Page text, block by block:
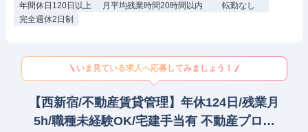
年間休日120日以上 月平均残業時間20時間以内
転勤なし
完全週休2日制
いま見ている求人へ応募してみましょう！
【西新宿/不動産賃貸管理】年休124日/残業月
5h/職種未経験OK/宅建手当有 不動産プロパ